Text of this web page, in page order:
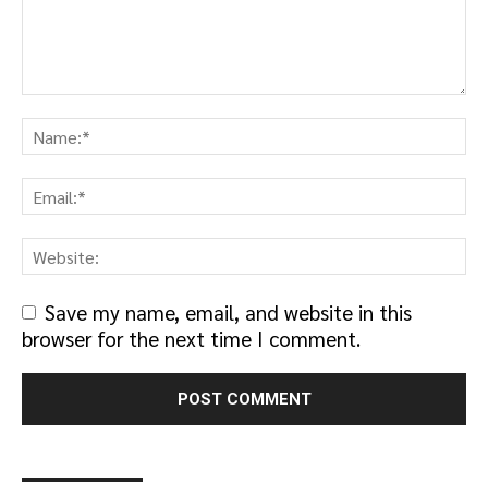
Save my name, email, and website in this
browser for the next time I comment.